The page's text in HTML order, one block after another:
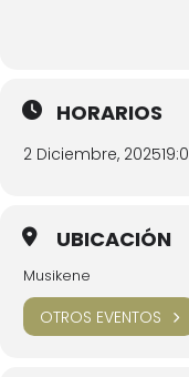
HORARIOS
2 Diciembre, 2025
UBICACIÓN
Musikene
OTROS EVENTOS